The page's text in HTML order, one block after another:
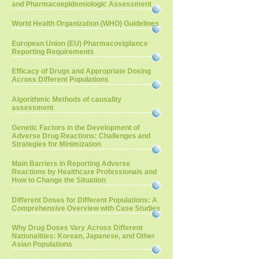
and Pharmacoepidemiologic Assessment
World Health Organization (WHO) Guidelines
European Union (EU) Pharmacovigilance
Reporting Requirements
Efficacy of Drugs and Appropriate Dosing
Across Different Populations
Algorithmic Methods of causality
assessment
Genetic Factors in the Development of
Adverse Drug Reactions: Challenges and
Strategies for Minimization
Main Barriers in Reporting Adverse
Reactions by Healthcare Professionals and
How to Change the Situation
Different Doses for Different Populations: A
Comprehensive Overview with Case Studies
Why Drug Doses Vary Across Different
Nationalities: Korean, Japanese, and Other
Asian Populations